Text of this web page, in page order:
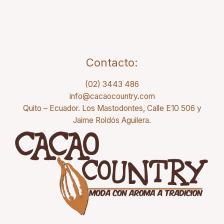
Contacto:
(02) 3443 486
info@cacaocountry.com
Quito – Ecuador. Los Mastodontes, Calle E10 506 y
Jaime Roldós Aguilera.